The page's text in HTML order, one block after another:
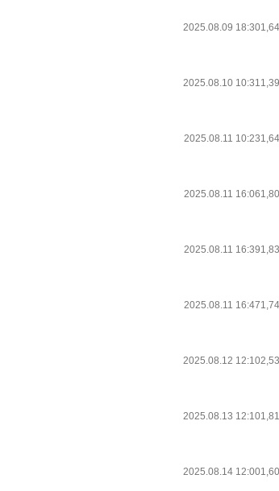
2025.08.09 18:30
2025.08.10 10:31
2025.08.11 10:23
2025.08.11 16:06
2025.08.11 16:39
2025.08.11 16:47
2025.08.12 12:10
2025.08.13 12:10
2025.08.14 12:00